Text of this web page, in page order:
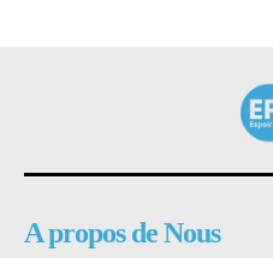
A propos de Nous